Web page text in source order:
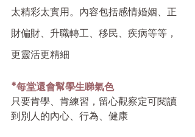
太精彩太實用。內容包括感情婚姻、正
財偏財、升職轉工、移民、疾病等等，
更靈活更精細
*每堂還會幫學生睇氣色
只要肯學、肯練習，留心觀察定可閱讀
到別人的內心、行為、健康